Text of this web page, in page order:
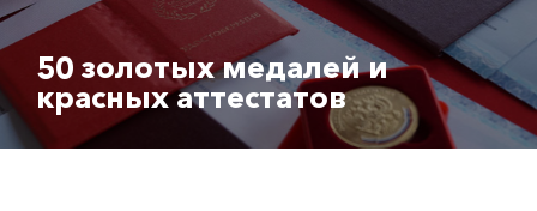
50 золотых медалей и
красных аттестатов